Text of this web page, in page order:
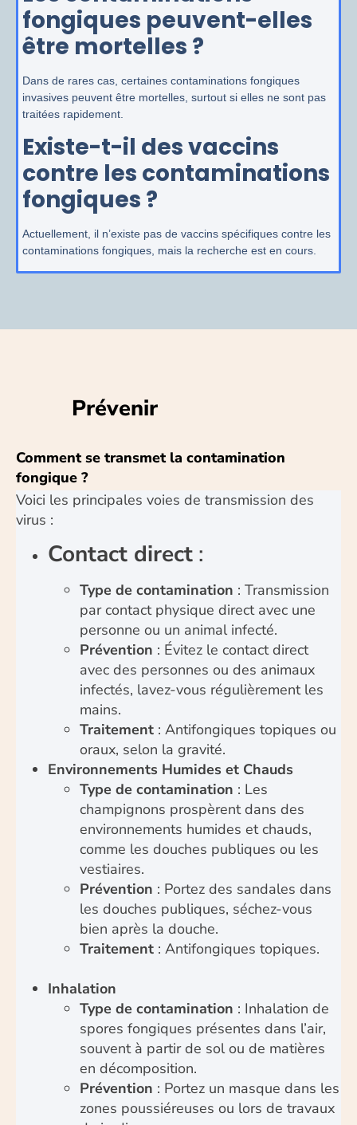
fongiques peuvent-elles
être mortelles ?
Dans de rares cas, certaines contaminations fongiques
invasives peuvent être mortelles, surtout si elles ne sont pas
traitées rapidement.
Existe-t-il des vaccins
contre les contaminations
fongiques ?
Actuellement, il n’existe pas de vaccins spécifiques contre les
contaminations fongiques, mais la recherche est en cours.
Prévenir
Comment se transmet la contamination
fongique ?
Voici les principales voies de transmission des
virus :
Contact direct :
Type de contamination : Transmission
par contact physique direct avec une
personne ou un animal infecté.
Prévention : Évitez le contact direct
avec des personnes ou des animaux
infectés, lavez-vous régulièrement les
mains.
Traitement : Antifongiques topiques ou
oraux, selon la gravité.
Environnements Humides et Chauds
Type de contamination : Les
champignons prospèrent dans des
environnements humides et chauds,
comme les douches publiques ou les
vestiaires.
Prévention : Portez des sandales dans
les douches publiques, séchez-vous
bien après la douche.
Traitement : Antifongiques topiques.
Inhalation
Type de contamination : Inhalation de
spores fongiques présentes dans l’air,
souvent à partir de sol ou de matières
en décomposition.
Prévention : Portez un masque dans les
zones poussiéreuses ou lors de travaux